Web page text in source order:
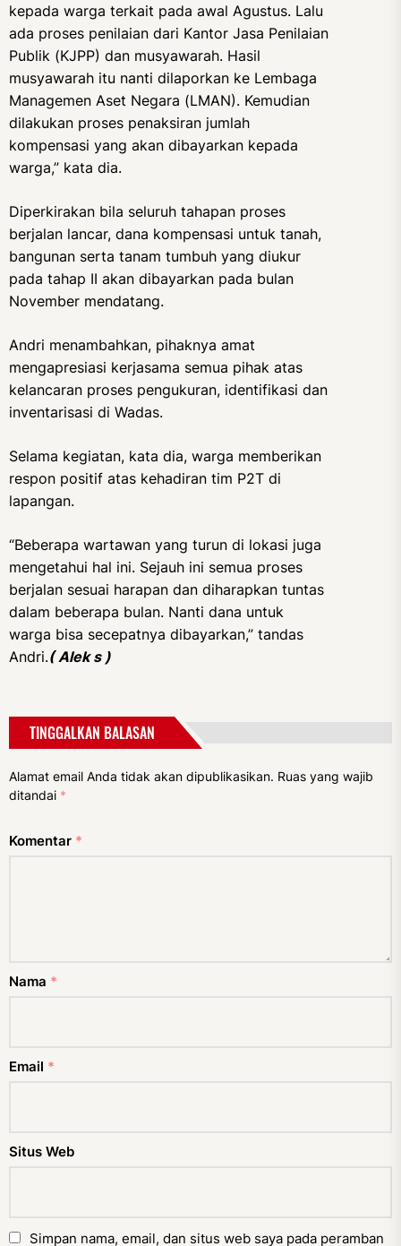
kepada warga terkait pada awal Agustus. Lalu
ada proses penilaian dari Kantor Jasa Penilaian
Publik (KJPP) dan musyawarah. Hasil
musyawarah itu nanti dilaporkan ke Lembaga
Managemen Aset Negara (LMAN). Kemudian
dilakukan proses penaksiran jumlah
kompensasi yang akan dibayarkan kepada
warga,” kata dia.
Diperkirakan bila seluruh tahapan proses
berjalan lancar, dana kompensasi untuk tanah,
bangunan serta tanam tumbuh yang diukur
pada tahap II akan dibayarkan pada bulan
November mendatang.
Andri menambahkan, pihaknya amat
mengapresiasi kerjasama semua pihak atas
kelancaran proses pengukuran, identifikasi dan
inventarisasi di Wadas.
Selama kegiatan, kata dia, warga memberikan
respon positif atas kehadiran tim P2T di
lapangan.
“Beberapa wartawan yang turun di lokasi juga
mengetahui hal ini. Sejauh ini semua proses
berjalan sesuai harapan dan diharapkan tuntas
dalam beberapa bulan. Nanti dana untuk
warga bisa secepatnya dibayarkan,” tandas
Andri.( Alek s )
TINGGALKAN BALASAN
Alamat email Anda tidak akan dipublikasikan. Ruas yang wajib
ditandai *
Komentar *
Nama *
Email *
Situs Web
Simpan nama, email, dan situs web saya pada peramban